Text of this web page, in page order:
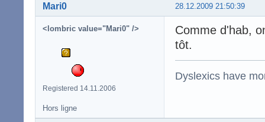
28.12.2009 21:50:39
Mari0
<lombric value="Mari0" />
Registered 14.11.2006
Comme d'hab,
tôt.
Dyslexics have
Hors ligne